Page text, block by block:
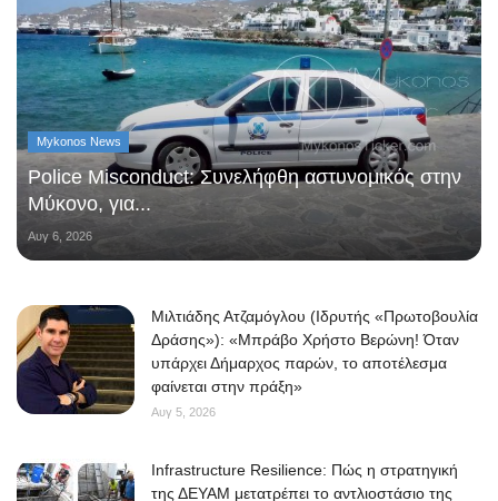
Mykonos News
Police Misconduct: Συνελήφθη αστυνομικός στην
Μύκονο, για...
Αυγ 6, 2026
Μιλτιάδης Ατζαμόγλου (Ιδρυτής «Πρωτοβουλία
Δράσης»): «Μπράβο Χρήστο Βερώνη! Όταν
υπάρχει Δήμαρχος παρών, το αποτέλεσμα
φαίνεται στην πράξη»
Αυγ 5, 2026
Infrastructure Resilience: Πώς η στρατηγική
της ΔΕΥΑΜ μετατρέπει το αντλιοστάσιο της